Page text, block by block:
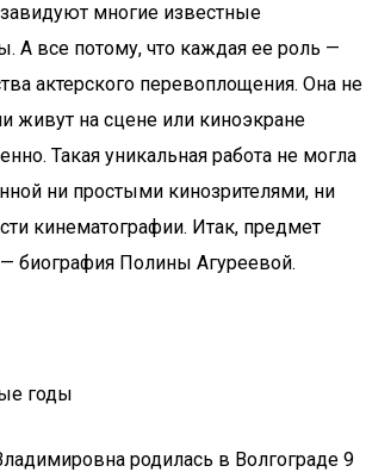
многие известные
А все потому, что каждая ее роль —
актерского перевоплощения. Она не
живут на сцене или киноэкране
Такая уникальная работа не могла
ни простыми кинозрителями, ни
кинематографии. Итак, предмет
биография Полины Агуреевой.
годы
родилась в Волгограде 9